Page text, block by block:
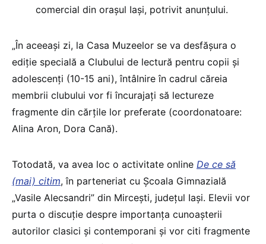
comercial din orașul Iași, potrivit anunțului.
„În aceeași zi, la Casa Muzeelor se va desfășura o
ediție specială a Clubului de lectură pentru copii și
adolescenți (10-15 ani), întâlnire în cadrul căreia
membrii clubului vor fi încurajați să lectureze
fragmente din cărțile lor preferate (coordonatoare:
Alina Aron, Dora Cană).
Totodată, va avea loc o activitate online De ce să
(mai) citim, în parteneriat cu Școala Gimnazială
„Vasile Alecsandri” din Mircești, județul Iași. Elevii vor
purta o discuție despre importanța cunoașterii
autorilor clasici și contemporani și vor citi fragmente